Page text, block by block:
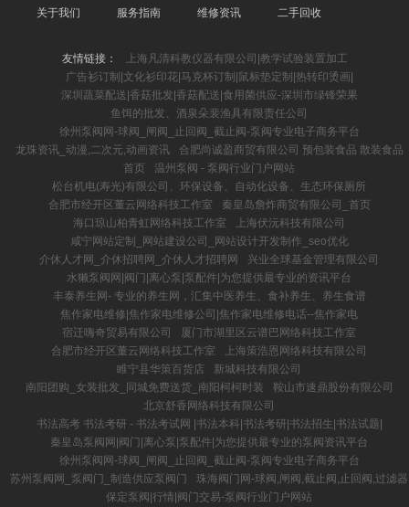
关于我们 服务指南 维修资讯 二手回收
友情链接：
上海凡清科教仪器有限公司|教学试验装置加工
广告衫订制|文化衫印花|马克杯订制|鼠标垫定制|热转印烫画|
深圳蔬菜配送|香菇批发|香菇配送|食用菌供应-深圳市绿锋荣果
鱼饵的批发、酒泉朵裴渔具有限责任公司
徐州泵阀网-球阀_闸阀_止回阀_截止阀-泵阀专业电子商务平台
龙珠资讯_动漫,二次元,动画资讯
合肥尚诚盈商贸有限公司 预包装食品 散装食品
首页
温州泵阀 - 泵阀行业门户网站
松台机电(寿光)有限公司、环保设备、自动化设备、生态环保厕所
合肥市经开区董云网络科技工作室
秦皇岛詹炸商贸有限公司_首页
海口琼山柏青虹网络科技工作室
上海伏沅科技有限公司
咸宁网站定制_网站建设公司_网站设计开发制作_seo优化
介休人才网_介休招聘网_介休人才招聘网
兴业全球基金管理有限公司
水獭泵阀网|阀门|离心泵|泵配件|为您提供最专业的资讯平台
丰泰养生网- 专业的养生网，汇集中医养生、食补养生、养生食谱
焦作家电维修|焦作家电维修公司|焦作家电维修电话--焦作家电
宿迁嗨奇贸易有限公司
厦门市湖里区云谱巴网络科技工作室
合肥市经开区董云网络科技工作室
上海策浩恩网络科技有限公司
睢宁县华策百货店
新城科技有限公司
南阳团购_女装批发_同城免费送货_南阳柯柯时装
鞍山市速鼎股份有限公司
北京舒香网络科技有限公司
书法高考 书法考研 - 书法考试网 |书法本科|书法考研|书法招生|书法试题|
秦皇岛泵阀网|阀门|离心泵|泵配件|为您提供最专业的泵阀资讯平台
徐州泵阀网-球阀_闸阀_止回阀_截止阀-泵阀专业电子商务平台
苏州泵阀网_泵阀门_制造供应泵阀门
珠海阀门网-球阀,闸阀,截止阀,止回阀,过滤器
保定泵阀|行情|阀门交易-泵阀行业门户网站